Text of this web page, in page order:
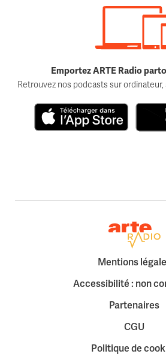
Emportez ARTE Radio
Retrouvez nos podcasts sur
Retour à la
Mentions
Accessibilité : non
Partenaires
CGU
Politique de